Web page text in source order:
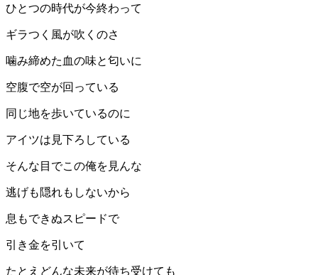
ひとつの時代が今終わって
ギラつく風が吹くのさ
噛み締めた血の味と匂いに
空腹で空が回っている
同じ地を歩いているのに
アイツは見下ろしている
そんな目でこの俺を見んな
逃げも隠れもしないから
息もできぬスピードで
引き金を引いて
たとえどんな未来が待ち受けても